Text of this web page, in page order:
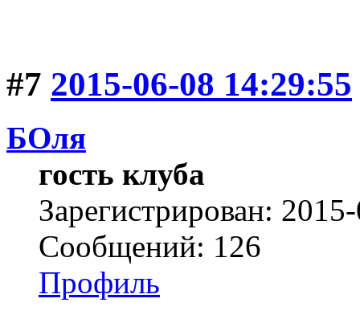
#7 2015-06-08 14:29:55
БОля
гость клуба
Зарегистрирован:
Сообщений: 126
Профиль